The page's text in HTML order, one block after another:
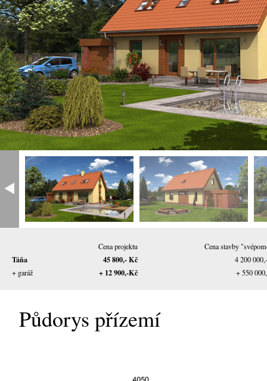
Cena projektu Cena stavby
Táňa 45 800,- Kč
4 200
+ garáž
+ 12 900,-Kč + 550
Půdorys přízemí